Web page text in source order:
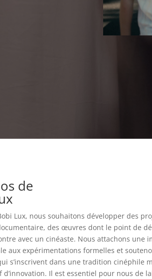
de
Lux, nous souhaitons développer des
des œuvres dont le point de
avec un cinéaste. Nous attachons une
aux expérimentations formelles et
s’inscrivent dans une tradition cinéphile
d’innovation. Il est essentiel pour nous de